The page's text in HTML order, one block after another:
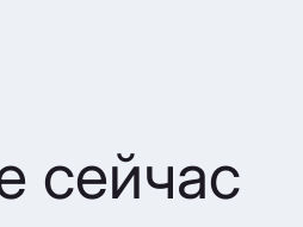
сейчас